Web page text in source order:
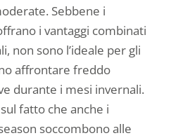
Sebbene i
i vantaggi combinati
non sono l’ideale per gli
affrontare freddo
durante i mesi invernali.
fatto che anche i
soccombono alle